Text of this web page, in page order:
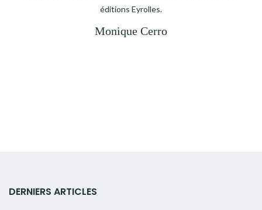
éditions Eyrolles.
Monique Cerro
DERNIERS ARTICLES